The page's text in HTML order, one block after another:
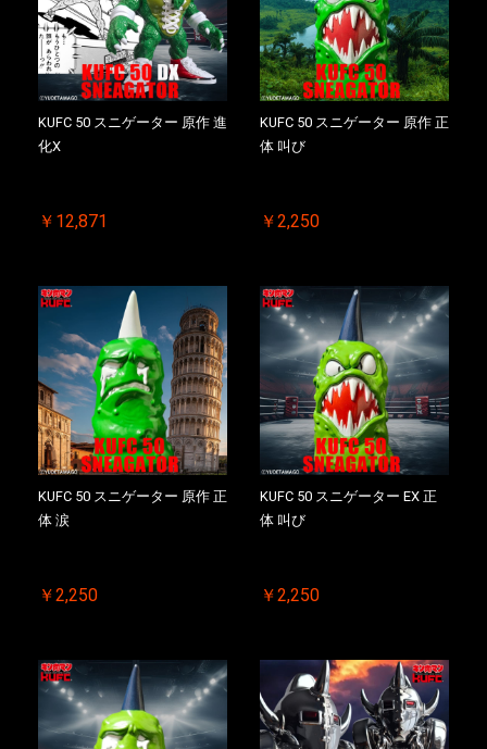
KUFC 50 スニゲーター 原作 進
化X
￥12,871
KUFC 50 スニゲーター 原作 正
体 叫び
￥2,250
KUFC 50 スニゲーター 原作 正
体 涙
￥2,250
KUFC 50 スニゲーター EX 正
体 叫び
￥2,250